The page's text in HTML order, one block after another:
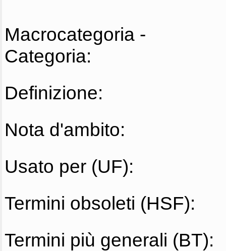
Macrocategoria -
Categoria:
Definizione:
Nota d'ambito:
Usato per (UF):
Termini obsoleti (HSF):
Termini più generali (BT):